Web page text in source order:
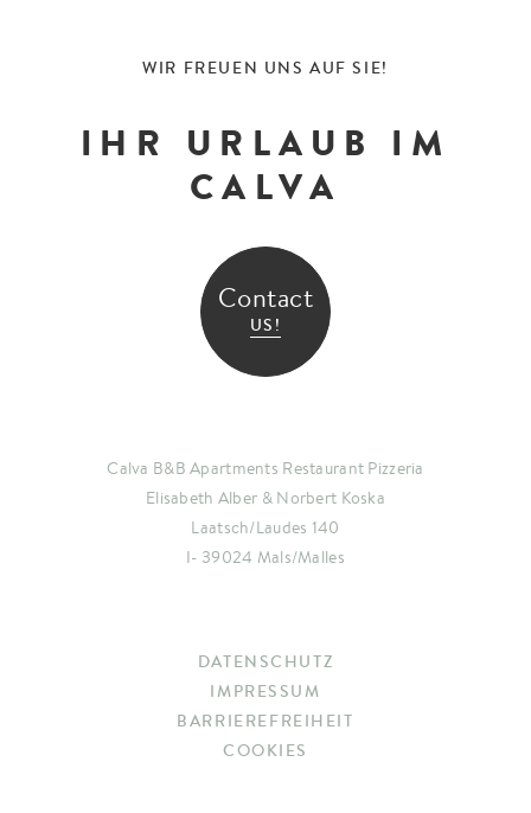
Calva B&B Apartments Restaurant Pizzeria
Elisabeth Alber & Norbert Koska
Laatsch/Laudes 140
I- 39024 Mals/Malles
WIR FREUEN UNS AUF SIE!
IHR URLAUB IM
CALVA
Contact
US!
DATENSCHUTZ
IMPRESSUM
BARRIEREFREIHEIT
COOKIES